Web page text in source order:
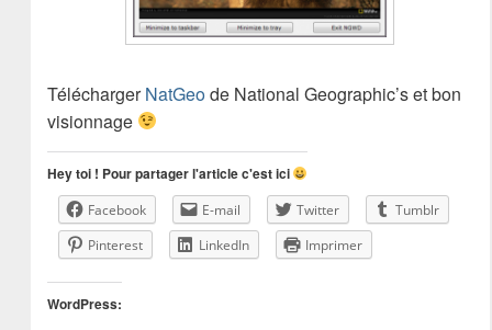
TéléchargerNatGeode National Geographic’s et bon
visionnage
Hey toi ! Pour partager l'article c'est ici
Facebook E-mail Twitter
Tumblr
Pinterest
LinkedIn Imprimer
WordPress: